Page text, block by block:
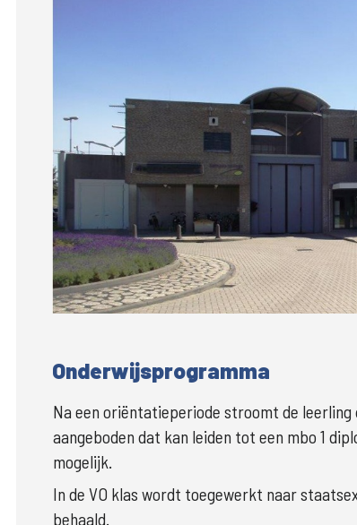
Onderwijsprogramma
Na een oriëntatieperiode stroomt de
aangeboden dat kan leiden tot een mbo 1
mogelijk.
In de VO klas wordt toegewerkt naar
behaald.